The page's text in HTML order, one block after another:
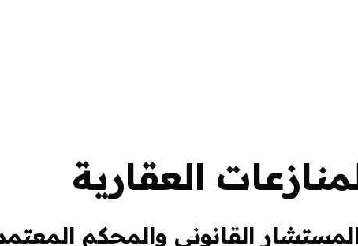
العقارية
القانوني والمحكم